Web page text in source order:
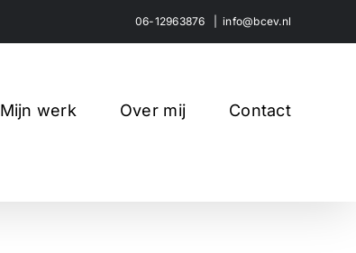
06-12963876 info@bcev.nl
Mijn werk Over mij Contact